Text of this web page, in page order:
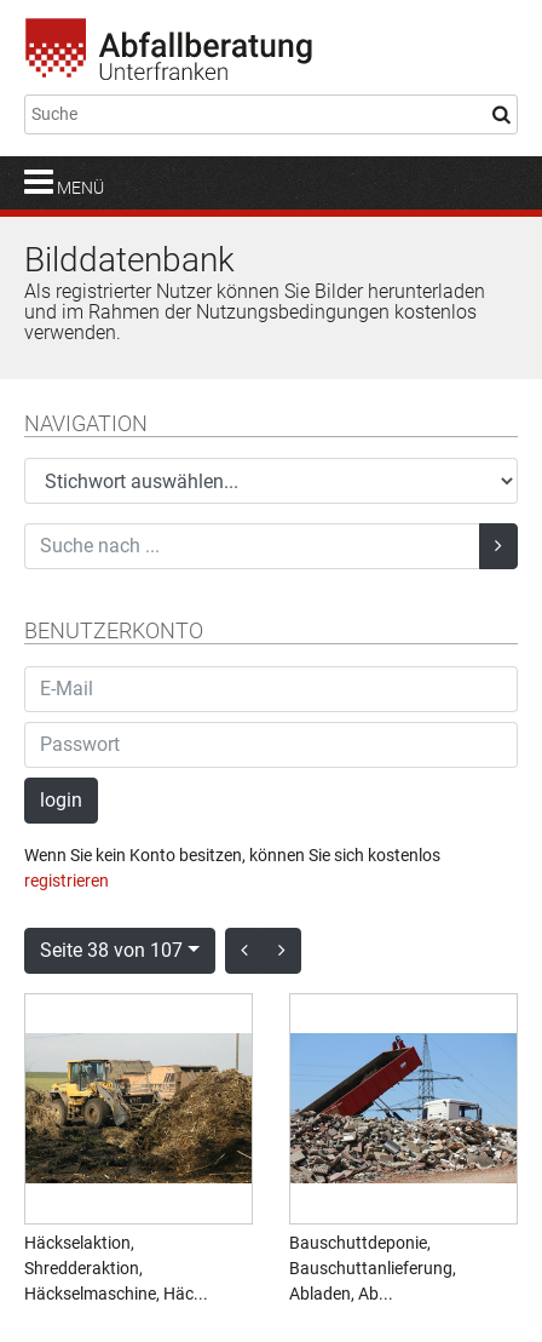
MENÜ
Bilddatenbank
Als registrierter Nutzer können Sie Bilder herunterladen
und im Rahmen der Nutzungsbedingungen kostenlos
verwenden.
NAVIGATION
BENUTZERKONTO
login
Wenn Sie kein Konto besitzen, können Sie sich kostenlos
registrieren
Seite 38 von 107
Häckselaktion,
Shredderaktion,
Häckselmaschine, Häc...
Bauschuttdeponie,
Bauschuttanlieferung,
Abladen, Ab...